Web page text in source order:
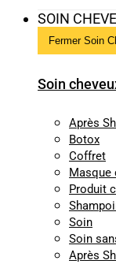
SOIN
Fermer Soin
Soin
Après
Botox
Coffret
Masque
Produit
Soin
Soin
Après